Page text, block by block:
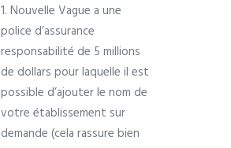
1. Nouvelle Vague a une
police d’assurance
responsabilité de 5 millions
de dollars pour laquelle il est
possible d’ajouter le nom de
votre établissement sur
demande (cela rassure bien